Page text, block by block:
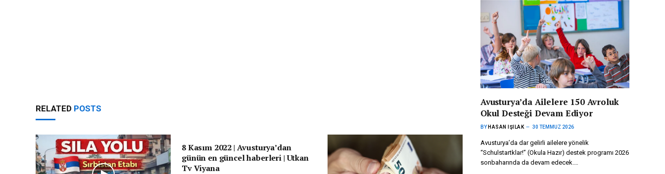
RELATED POSTS
8 Kasım 2022 | Avusturya’dan
günün en güncel haberleri | Utkan
Tv Viyana
Avusturya’da Ailelere 150 Avroluk
Okul Desteği Devam Ediyor
BY HASAN IŞILAK 30 TEMMUZ 2026
Avusturya’da dar gelirli ailelere yönelik
“Schulstartklar!” (Okula Hazır) destek programı 2026
sonbaharında da devam edecek.…